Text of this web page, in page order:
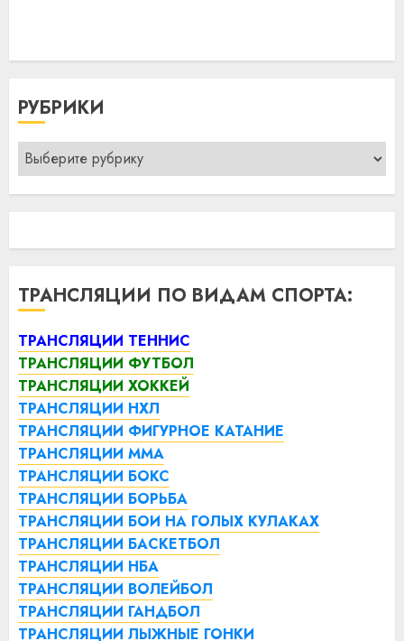
РУБРИКИ
Рубрики
ТРАНСЛЯЦИИ ПО ВИДАМ СПОРТА:
ТРАНСЛЯЦИИ ТЕННИС
ТРАНСЛЯЦИИ ФУТБОЛ
ТРАНСЛЯЦИИ ХОККЕЙ
ТРАНСЛЯЦИИ НХЛ
ТРАНСЛЯЦИИ ФИГУРНОЕ КАТАНИЕ
ТРАНСЛЯЦИИ ММА
ТРАНСЛЯЦИИ БОКС
ТРАНСЛЯЦИИ БОРЬБА
ТРАНСЛЯЦИИ БОИ НА ГОЛЫХ КУЛАКАХ
ТРАНСЛЯЦИИ БАСКЕТБОЛ
ТРАНСЛЯЦИИ НБА
ТРАНСЛЯЦИИ ВОЛЕЙБОЛ
ТРАНСЛЯЦИИ ГАНДБОЛ
ТРАНСЛЯЦИИ ЛЫЖНЫЕ ГОНКИ